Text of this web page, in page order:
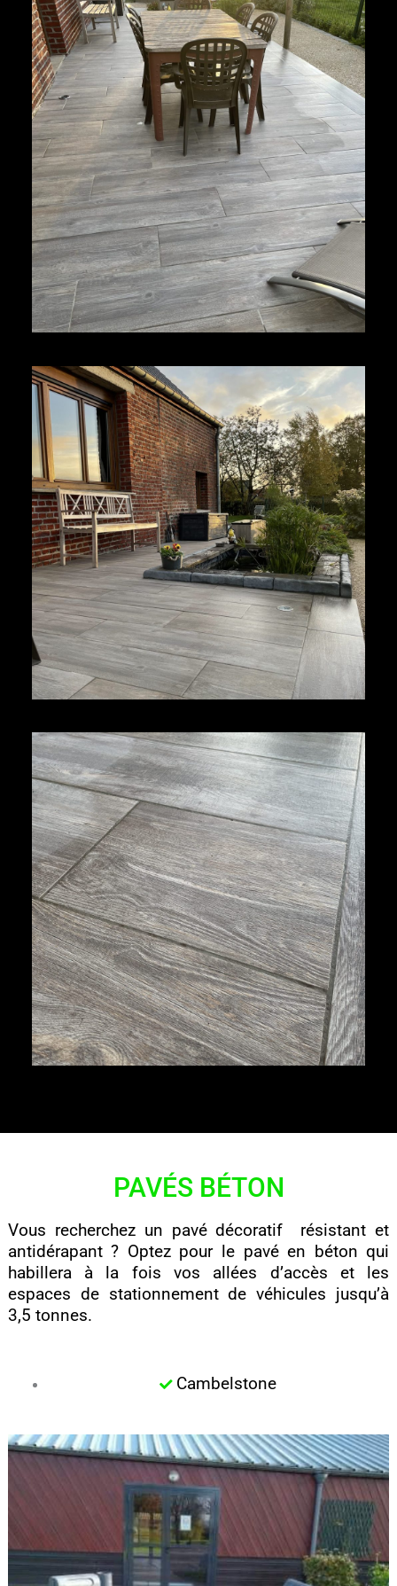
PAVÉS BÉTON
Vous recherchez un pavé décoratif résistant et
antidérapant ? Optez pour le pavé en béton qui
habillera à la fois vos allées d’accès et les
espaces de stationnement de véhicules jusqu’à
3,5 tonnes.
Cambelstone